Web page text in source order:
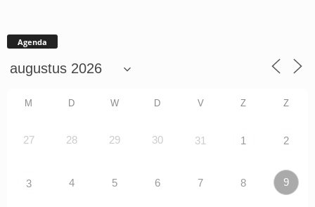
Agenda
M D W D V Z Z
27 28 29 30 31 1 2
3 4 5 6 7 8 9